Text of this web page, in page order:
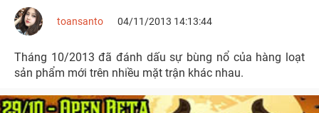
toansanto 04/11/2013 14:13:44
Tháng 10/2013 đã đánh dấu sự bùng nổ của hàng loạt
sản phẩm mới trên nhiều mặt trận khác nhau.